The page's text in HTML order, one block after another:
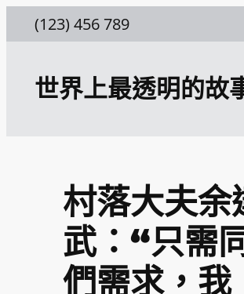
至
(123) 456 789
世界上最透明的故
村落大夫余
武：“只需
們需求，我